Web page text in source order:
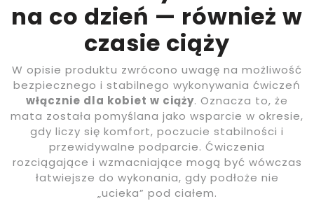
na co dzień — również w
czasie ciąży
W opisie produktu zwrócono uwagę na możliwość
bezpiecznego i stabilnego wykonywania ćwiczeń
włącznie dla kobiet w ciąży. Oznacza to, że
mata została pomyślana jako wsparcie w okresie,
gdy liczy się komfort, poczucie stabilności i
przewidywalne podparcie. Ćwiczenia
rozciągające i wzmacniające mogą być wówczas
łatwiejsze do wykonania, gdy podłoże nie
„ucieka” pod ciałem.